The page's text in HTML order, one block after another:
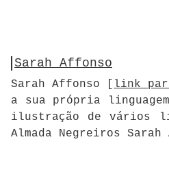
Sarah Affonso
Sarah Affonso [ link
a sua própria
ilustração de vários
Almada Negreiros Sarah